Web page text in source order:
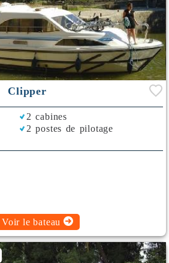
Clipper
2 cabines
2 postes de pilotage
Voir le bateau